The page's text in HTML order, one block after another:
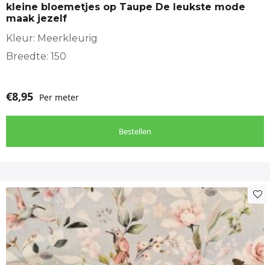
kleine bloemetjes op Taupe De leukste mode
maak jezelf
Kleur: Meerkleurig
Breedte: 150
€8,95 Per meter
Bestellen